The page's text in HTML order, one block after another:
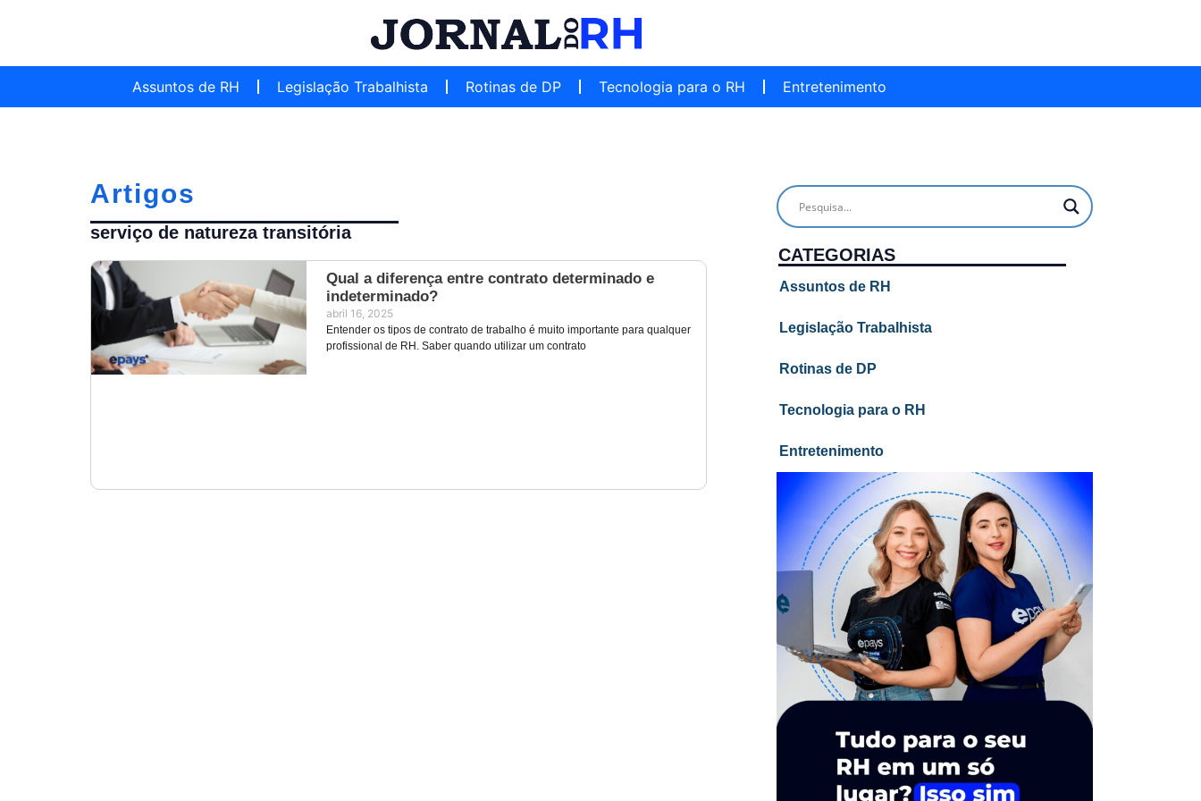
Assuntos de RH Legislação Trabalhista Rotinas de DP Tecnologia para o RH Entretenimento
Artigos
serviço de natureza transitória
Qual a diferença entre contrato determinado e
indeterminado?
abril 16, 2025
Entender os tipos de contrato de trabalho é muito importante para qualquer
profissional de RH. Saber quando utilizar um contrato
CATEGORIAS
Assuntos de RH
Legislação Trabalhista
Rotinas de DP
Tecnologia para o RH
Entretenimento